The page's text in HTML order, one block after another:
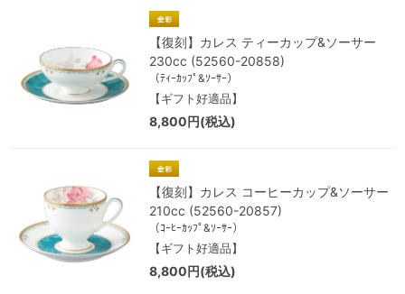
【復刻】カレス ティーカップ&ソーサー
230cc (52560-20858)
（ﾃｨｰｶｯﾌﾟ&ｿｰｻｰ）
【ギフト好適品】
8,800円(税込)
【復刻】カレス コーヒーカップ&ソーサー
210cc (52560-20857)
（ｺｰﾋｰｶｯﾌﾟ&ｿｰｻｰ）
【ギフト好適品】
8,800円(税込)